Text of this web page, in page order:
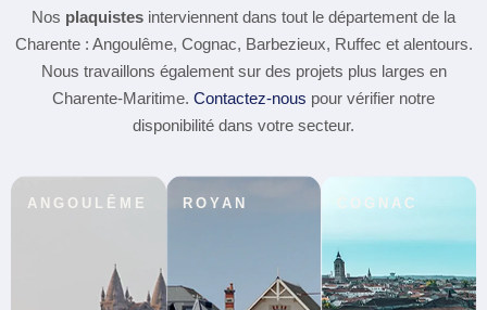
Nos plaquistes interviennent dans tout le département de la
Charente : Angoulême, Cognac, Barbezieux, Ruffec et alentours.
Nous travaillons également sur des projets plus larges en
Charente-Maritime. Contactez-nous pour vérifier notre
disponibilité dans votre secteur.
ANGOULÊME ROYAN COGNAC